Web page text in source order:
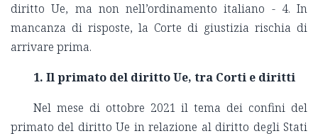
diritto Ue, ma non nell’ordinamento italiano - 4. In
mancanza di risposte, la Corte di giustizia rischia di
arrivare prima.
1. Il primato del diritto Ue, tra Corti e diritti
Nel mese di ottobre 2021 il tema dei confini del
primato del diritto Ue in relazione al diritto degli Stati